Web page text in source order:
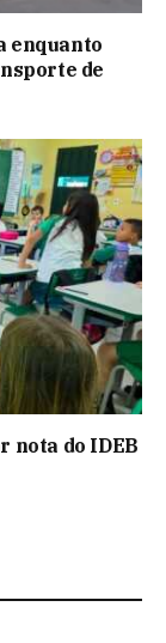
enquanto
de
nota do IDEB